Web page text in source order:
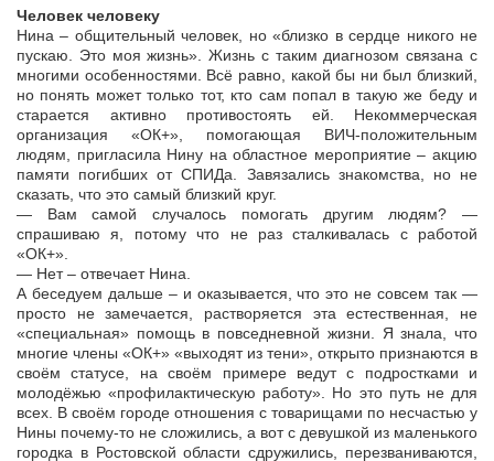
Человек человеку
Нина – общительный человек, но «близко в сердце никого не
пускаю. Это моя жизнь». Жизнь с таким диагнозом связана с
многими особенностями. Всё равно, какой бы ни был близкий,
но понять может только тот, кто сам попал в такую же беду и
старается активно противостоять ей. Некоммерческая
организация «ОК+», помогающая ВИЧ-положительным
людям, пригласила Нину на областное мероприятие – акцию
памяти погибших от СПИДа. Завязались знакомства, но не
сказать, что это самый близкий круг.
— Вам самой случалось помогать другим людям? —
спрашиваю я, потому что не раз сталкивалась с работой
«ОК+».
— Нет – отвечает Нина.
А беседуем дальше – и оказывается, что это не совсем так —
просто не замечается, растворяется эта естественная, не
«специальная» помощь в повседневной жизни. Я знала, что
многие члены «ОК+» «выходят из тени», открыто признаются в
своём статусе, на своём примере ведут с подростками и
молодёжью «профилактическую работу». Но это путь не для
всех. В своём городе отношения с товарищами по несчастью у
Нины почему-то не сложились, а вот с девушкой из маленького
городка в Ростовской области сдружились, перезваниваются,